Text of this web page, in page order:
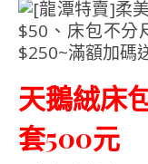
天鵝絨床
套500元